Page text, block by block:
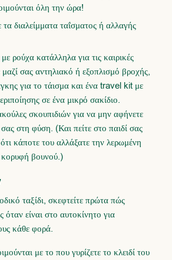
όλη την ώρα!
διαλείμματα ταΐσματος ή αλλαγής
ρούχα κατάλληλα για τις καιρικές
σας αντηλιακό ή εξοπλισμό βροχής,
για το τάισμα και ένα travel kit με
σε ένα μικρό σακίδιο.
σκουπιδιών για να μην αφήνετε
στη φύση. (Και πείτε στο παιδί σας
κάποτε του αλλάξατε την λερωμένη
βουνού.)
ταξίδι, σκεφτείτε πρώτα πώς
είναι στο αυτοκίνητο για
κάθε φορά.
με το που γυρίζετε το κλειδί του